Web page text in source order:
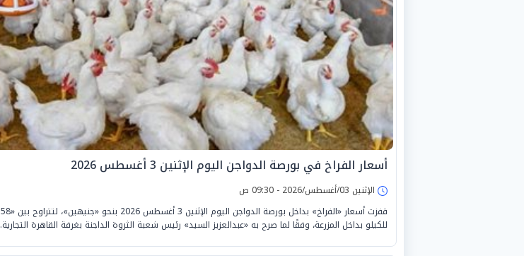
أسعار الفراخ في بورصة الدواجن اليوم الإثنين 3 أغسطس 2026
الإثنين 03/أغسطس/2026 - 09:30 ص
للكيلو بداخل المزرعة، وفقًا لما صرح به «عبدالعزيز السيد» رئيس شعبة الثروة الداجنة بغرفة القاهرة التجارية.